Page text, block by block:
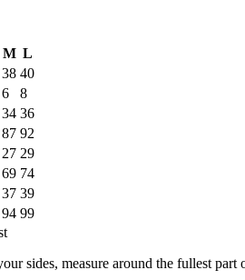
M L
38 40
6
8
34 36
87 92
27 29
69 74
37 39
94 99
sides, measure around the fullest part